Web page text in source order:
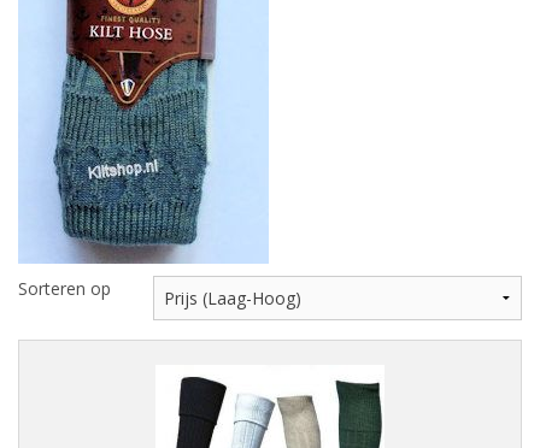
AFGEPRIJST - UITVERKOOP
Sorteren op